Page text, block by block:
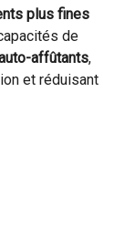
plus fines
de
affûtants,
et réduisant